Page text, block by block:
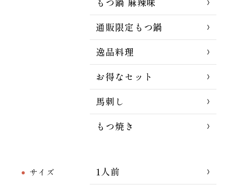
通販限定もつ鍋
逸品料理
お得なセット
馬刺し
もつ焼き
サイズ
1人前